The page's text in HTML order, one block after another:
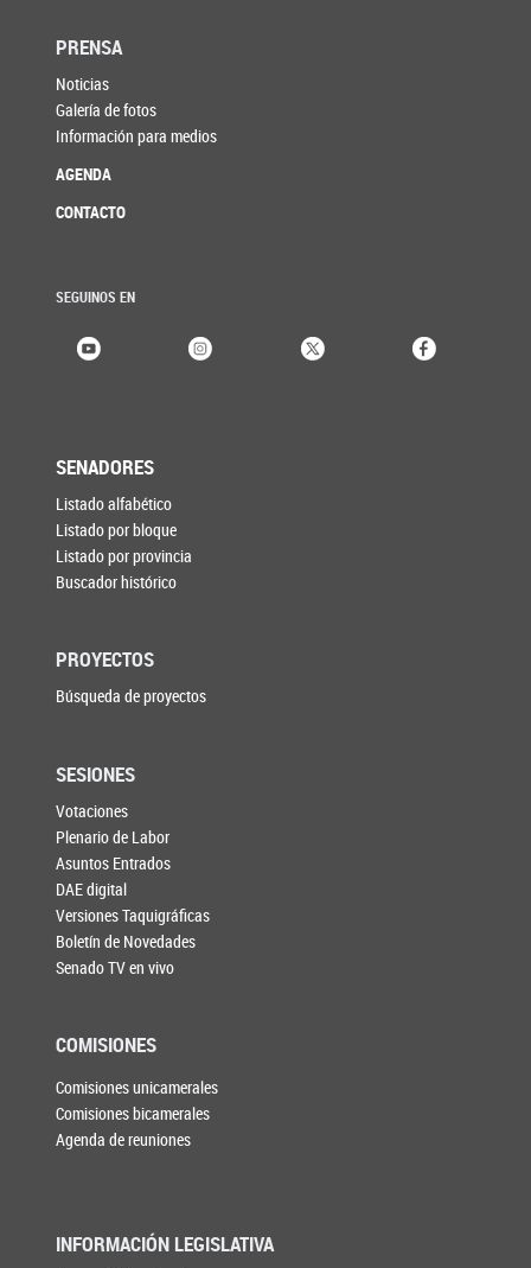
PRENSA
Noticias
Galería de fotos
Información para medios
AGENDA
CONTACTO
SEGUINOS EN
SENADORES
Listado alfabético
Listado por bloque
Listado por provincia
Buscador histórico
PROYECTOS
Búsqueda de proyectos
SESIONES
Votaciones
Plenario de Labor
Asuntos Entrados
DAE digital
Versiones Taquigráficas
Boletín de Novedades
Senado TV en vivo
COMISIONES
Comisiones unicamerales
Comisiones bicamerales
Agenda de reuniones
INFORMACIÓN LEGISLATIVA